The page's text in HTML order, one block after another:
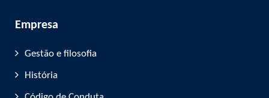
Empresa
Gestão e filosofia
História